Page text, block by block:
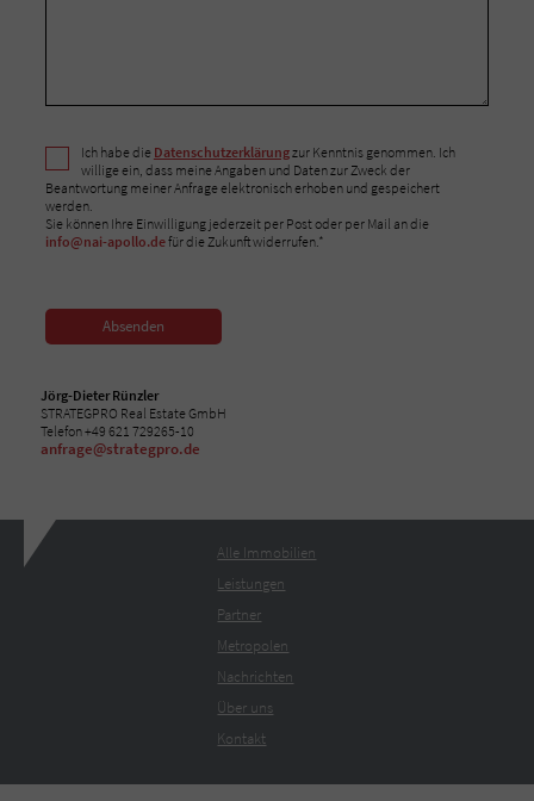
Ich habe die Datenschutzerklärungzur Kenntnis genommen. Ich
willige ein, dass meine Angaben und Daten zur Zweck der
Beantwortung meiner Anfrage elektronisch erhoben und gespeichert
werden.
Sie können Ihre Einwilligung jederzeit per Post oder per Mail an die
info@nai-apollo.defür die Zukunft widerrufen.*
Absenden
Jörg-Dieter Rünzler
STRATEGPRO Real Estate GmbH
Telefon +49 621 729265-10
anfrage@strategpro.de
Alle Immobilien
Leistungen
Partner
Metropolen
Nachrichten
Über uns
Kontakt